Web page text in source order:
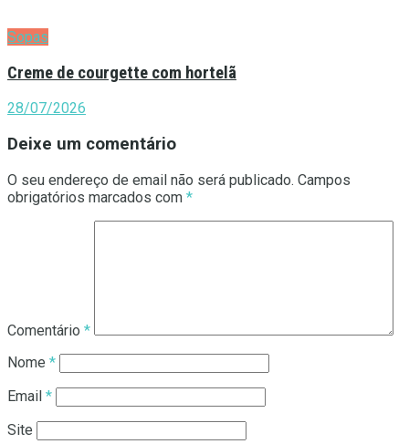
Sopas
Creme de courgette com hortelã
28/07/2026
Deixe um comentário
O seu endereço de email não será publicado. Campos
obrigatórios marcados com *
Comentário *
Nome *
Email *
Site